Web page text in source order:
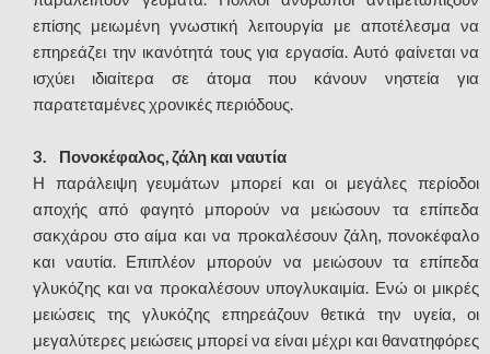
επίσης μειωμένη γνωστική λειτουργία με αποτέλεσμα να
επηρεάζει την ικανότητά τους για εργασία. Αυτό φαίνεται να
ισχύει ιδιαίτερα σε άτομα που κάνουν νηστεία για
παρατεταμένες χρονικές περιόδους.
3. Πονοκέφαλος, ζάλη και ναυτία
Η παράλειψη γευμάτων μπορεί και οι μεγάλες περίοδοι
αποχής από φαγητό μπορούν να μειώσουν τα επίπεδα
σακχάρου στο αίμα και να προκαλέσουν ζάλη, πονοκέφαλο
και ναυτία. Επιπλέον μπορούν να μειώσουν τα επίπεδα
γλυκόζης και να προκαλέσουν υπογλυκαιμία. Ενώ οι μικρές
μειώσεις της γλυκόζης επηρεάζουν θετικά την υγεία, οι
μεγαλύτερες μειώσεις μπορεί να είναι μέχρι και θανατηφόρες